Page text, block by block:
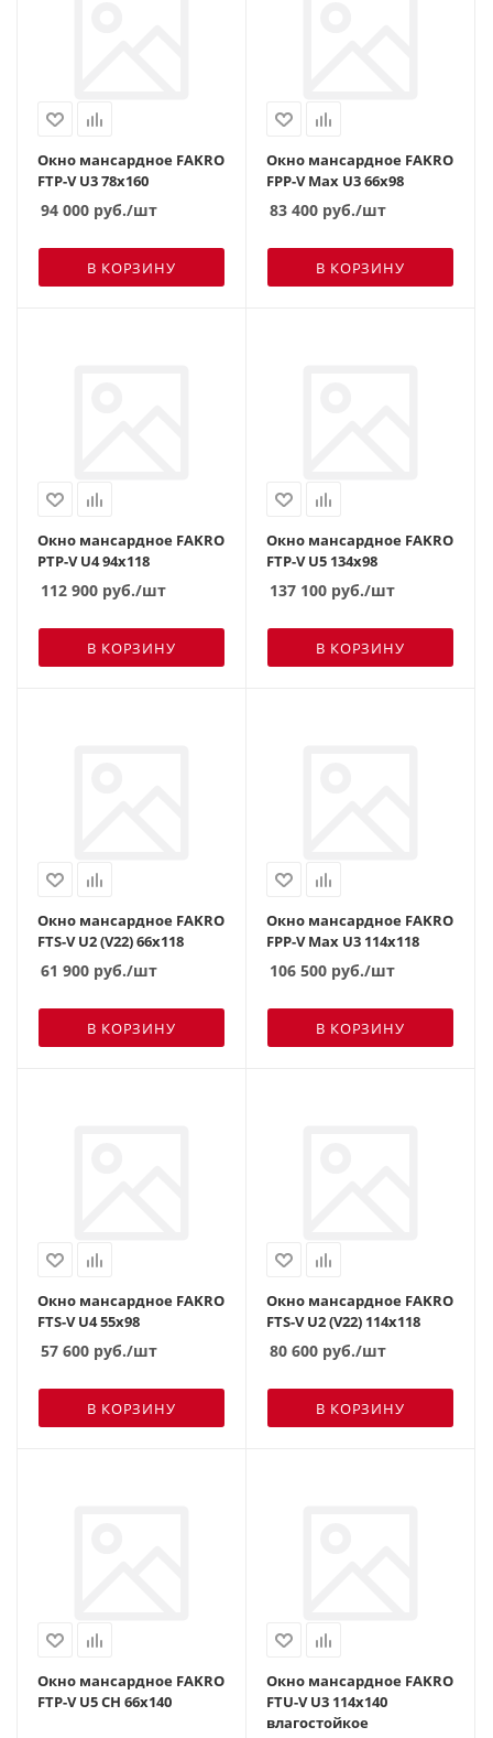
Окно мансардное FAKRO
FTP-V U3 78х160
94 000 руб./шт
В КОРЗИНУ
Окно мансардное FAKRO
FPP-V Max U3 66х98
83 400 руб./шт
В КОРЗИНУ
Окно мансардное FAKRO
PTP-V U4 94х118
112 900 руб./шт
В КОРЗИНУ
Окно мансардное FAKRO
FTP-V U5 134х98
137 100 руб./шт
В КОРЗИНУ
Окно мансардное FAKRO
FTS-V U2 (V22) 66х118
61 900 руб./шт
В КОРЗИНУ
Окно мансардное FAKRO
FPP-V Max U3 114х118
106 500 руб./шт
В КОРЗИНУ
Окно мансардное FAKRO
FTS-V U4 55х98
57 600 руб./шт
В КОРЗИНУ
Окно мансардное FAKRO
FTS-V U2 (V22) 114х118
80 600 руб./шт
В КОРЗИНУ
Окно мансардное FAKRO
FTP-V U5 CH 66х140
Окно мансардное FAKRO
FTU-V U3 114х140
влагостойкое